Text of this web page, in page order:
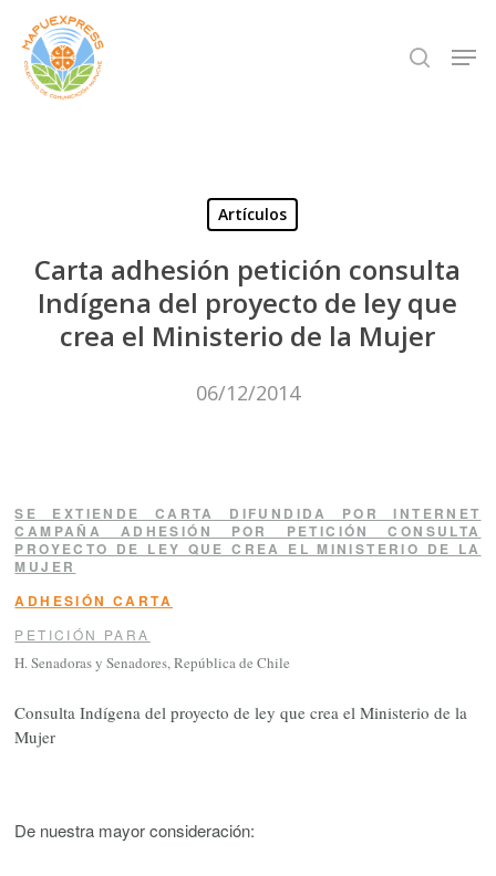
Skip
main
search
Artículos
Carta adhesión petición consulta
Indígena del proyecto de ley que
crea el Ministerio de la Mujer
06/12/2014
SE EXTIENDE CARTA DIFUNDIDA POR INTERNET
CAMPAÑA ADHESIÓN POR PETICIÓN CONSULTA
PROYECTO DE LEY QUE CREA EL MINISTERIO DE LA
MUJER
ADHESIÓN CARTA
PETICIÓN PARA
H. Senadoras y Senadores, República de Chile
Consulta Indígena del proyecto de ley que crea el Ministerio de la
Mujer
De nuestra mayor consideración:
Close